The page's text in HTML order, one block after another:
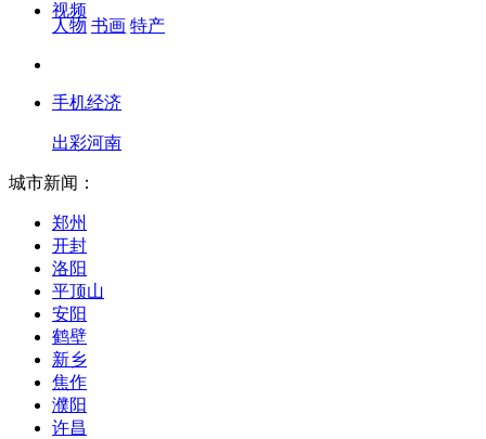
人物 书画 特产
手机经济
出彩河南
视频
城市新闻：
郑州
开封
洛阳
平顶山
安阳
鹤壁
新乡
焦作
濮阳
许昌